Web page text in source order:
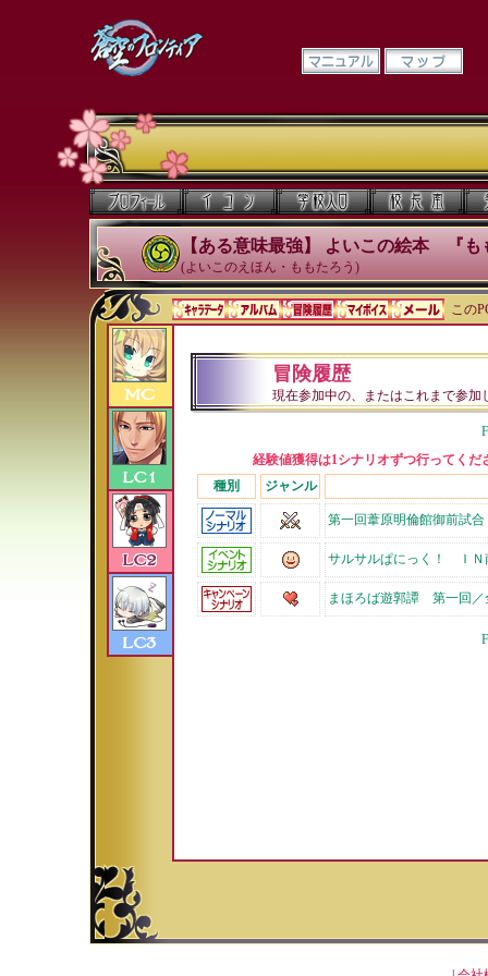
【ある意味最強】 よいこの絵本 『も
(よいこのえほん・ももたろう)
この
冒険履歴
現在参加中の、またはこれまで参
経験値獲得は1シナリオずつ行ってく
種別
ジャンル
第一回葦原明倫館御前試合
サルサルぱにっく！ ＩＮ
まほろば遊郭譚 第一回／